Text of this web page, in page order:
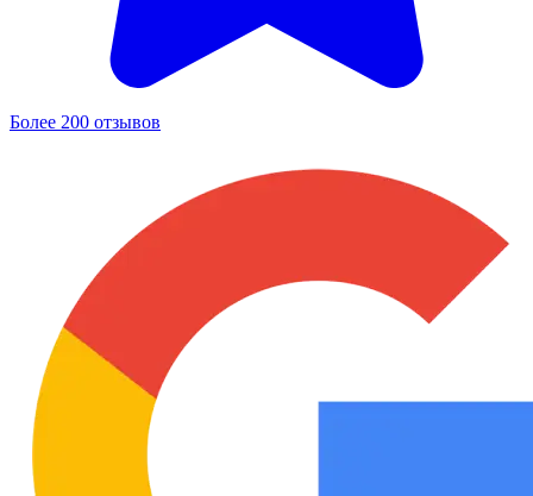
Более 200 отзывов